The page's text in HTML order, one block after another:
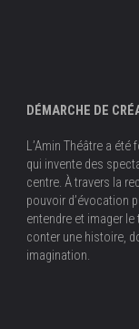
DÉMARCHE DE
L’Amin Théâtre a
qui invente des
centre. À travers la
pouvoir d’évocation
entendre et imager
conter une histoire,
imagination.